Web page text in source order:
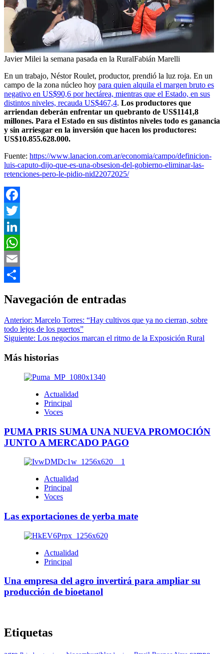
Javier Milei la semana pasada en la RuralFabián Marelli
En un trabajo, Néstor Roulet, productor, prendió la luz roja. En un
campo de la zona núcleo hoy para quien alquila el margen bruto es
negativo en US$90,6 por hectárea, mientras que el Estado, en sus
distintos niveles, recauda US$467,4. Los productores que
arriendan deberán enfrentar un quebranto de US$1141,8
millones. Para el Estado en sus distintos niveles todo es ganancia
y sin arriesgar en la inversión que hacen los productores:
US$10.855.628.000.
Fuente: https://www.lanacion.com.ar/economia/campo/definicion-
luis-caputo-dijo-que-es-una-obsesion-del-gobierno-eliminar-las-
retenciones-pero-le-pidio-nid22072025/
Facebook
Twitter
LinkedIn
WhatsApp
Email
Navegación de entradas
Anterior: Marcelo Torres: “Hay cultivos que ya no cierran, sobre
todo lejos de los puertos”
Siguiente: Los negocios marcan el ritmo de la Exposición Rural
Más historias
Actualidad
Principal
Voces
PUMA PRIS SUMA UNA NUEVA PROMOCIÓN
JUNTO A MERCADO PAGO
Actualidad
Principal
Voces
Las exportaciones de yerba mate
Actualidad
Principal
Una empresa del agro invertirá para ampliar su
producción de bioetanol
Etiquetas